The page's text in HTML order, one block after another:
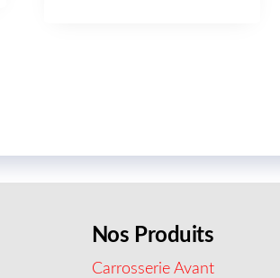
Nos Produits
Carrosserie Avant